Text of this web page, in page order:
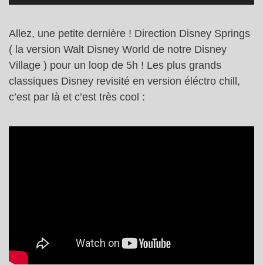
Allez, une petite dernière ! Direction Disney Springs
( la version Walt Disney World de notre Disney
Village ) pour un loop de 5h ! Les plus grands
classiques Disney revisité en version éléctro chill,
c’est par là et c’est très cool :